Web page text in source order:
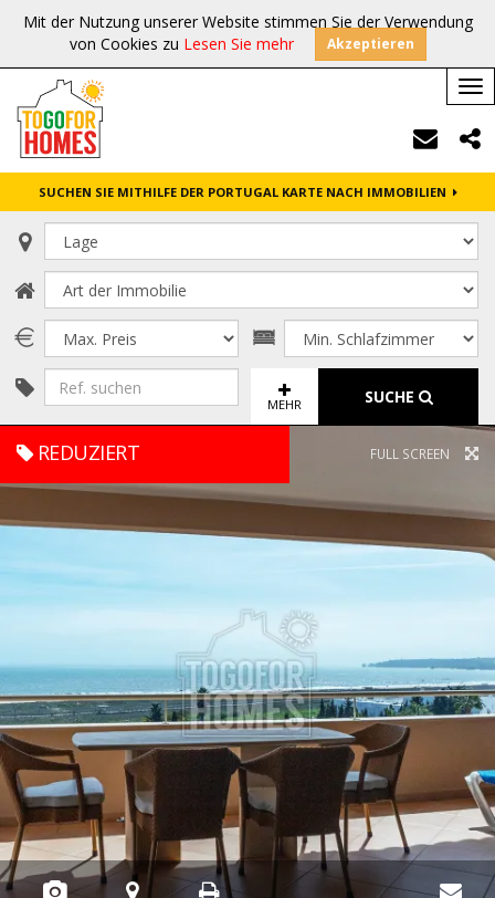
Mit der Nutzung unserer Website stimmen Sie der Verwendung
von Cookies zu Lesen Sie mehr Akzeptieren
SUCHEN SIE MITHILFE DER PORTUGAL KARTE NACH IMMOBILIEN
MEHR SUCHE
REDUZIERT FULL SCREEN